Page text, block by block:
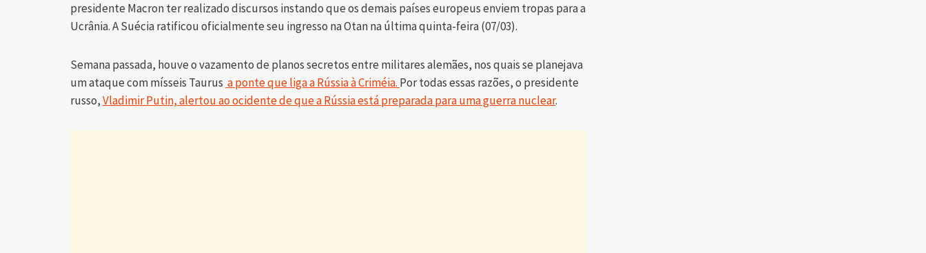
presidente Macron ter realizado discursos instando que os demais países europeus enviem tropas para a
Ucrânia. A Suécia ratificou oficialmente seu ingresso na Otan na última quinta-feira (07/03).
Semana passada, houve o vazamento de planos secretos entre militares alemães, nos quais se planejava
um ataque com mísseis Taurus a ponte que liga a Rússia à Criméia. Por todas essas razões, o presidente
russo,Vladimir Putin, alertou ao ocidente de que a Rússia está preparada para uma guerra nuclear.